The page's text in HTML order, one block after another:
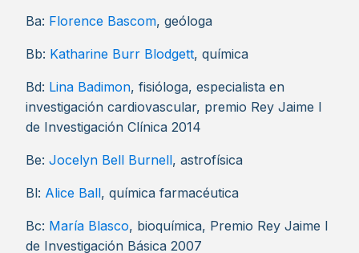
Ba: Florence Bascom, geóloga
Bb: Katharine Burr Blodgett, química
Bd: Lina Badimon, fisióloga, especialista en
investigación cardiovascular, premio Rey Jaime I
de Investigación Clínica 2014
Be: Jocelyn Bell Burnell, astrofísica
Bl: Alice Ball, química farmacéutica
Bc: María Blasco, bioquímica, Premio Rey Jaime I
de Investigación Básica 2007